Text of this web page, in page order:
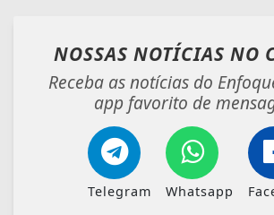
NOSSAS NOTÍCIAS NO
Receba as notícias do
app favorito de
Telegram Whatsapp